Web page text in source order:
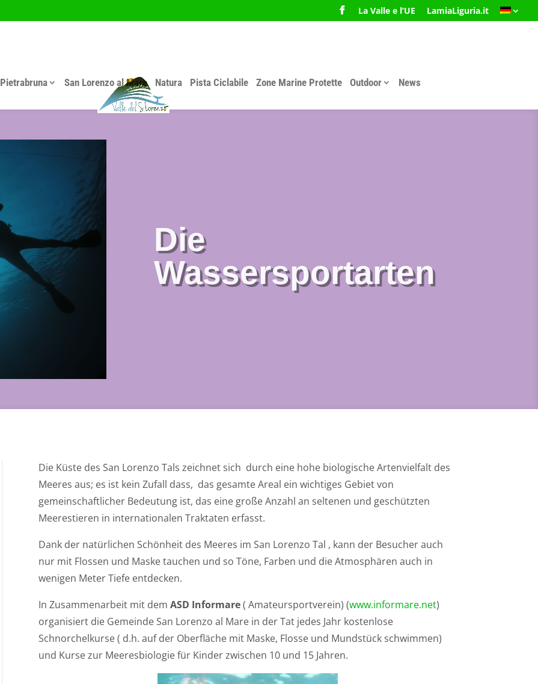
La Valle e l’UE LamiaLiguria.it
Pietrabruna San Lorenzo al Mare Natura Pista Ciclabile Zone Marine Protette Outdoor News
Die
Wassersportarten
Die Küste des San Lorenzo Tals zeichnet sich durch eine hohe biologische Artenvielfalt des
Meeres aus; es ist kein Zufall dass, das gesamte Areal ein wichtiges Gebiet von
gemeinschaftlicher Bedeutung ist, das eine große Anzahl an seltenen und geschützten
Meerestieren in internationalen Traktaten erfasst.
Dank der natürlichen Schönheit des Meeres im San Lorenzo Tal , kann der Besucher auch
nur mit Flossen und Maske tauchen und so Töne, Farben und die Atmosphären auch in
wenigen Meter Tiefe entdecken.
In Zusammenarbeit mit dem ASD Informare( Amateursportverein) (www.informare.net)
organisiert die Gemeinde San Lorenzo al Mare in der Tat jedes Jahr kostenlose
Schnorchelkurse ( d.h. auf der Oberfläche mit Maske, Flosse und Mundstück schwimmen)
und Kurse zur Meeresbiologie für Kinder zwischen 10 und 15 Jahren.